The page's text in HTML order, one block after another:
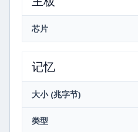
芯片
记忆
大小 (兆字节)
类型